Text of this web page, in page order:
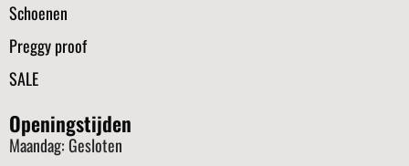
Schoenen
Preggy proof
SALE
Openingstijden
Maandag: Gesloten